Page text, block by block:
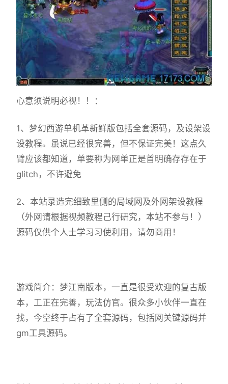
心意须说明必视！！：
1、 梦幻西游单机革新鲜版包括全套源码，及设架设
设教程。虽说已经很完善，但不保证完美！这点久
臂应该都知道，单要称为网单正是首明确存存在于
glitch，不许避免
2、本站录造完细致里侧的局域网及外网架设教程
（外网请根据视频教程己行研究，本站不参与！）
源码仅供个人士学习习使利用，请勿商用！
游戏简介：梦江南版本，一直是很受欢迎的复古版
本，工正在完善，玩法仿官。很众多小伙伴一直在
找，今空终于占有了全套源码，包括网关键源码并
gm工具源码。